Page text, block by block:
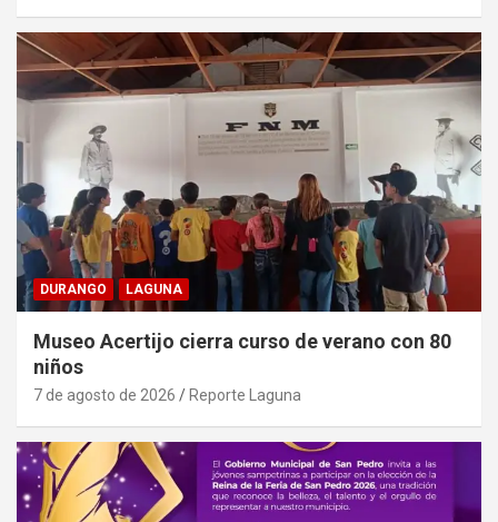
DURANGO LAGUNA
Museo Acertijo cierra curso de verano con 80
niños
7 de agosto de 2026 Reporte Laguna